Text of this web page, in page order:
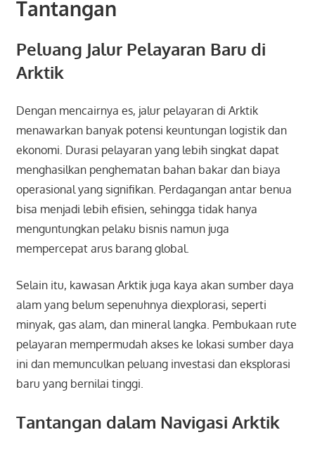
Tantangan
Peluang Jalur Pelayaran Baru di
Arktik
Dengan mencairnya es, jalur pelayaran di Arktik
menawarkan banyak potensi keuntungan logistik dan
ekonomi. Durasi pelayaran yang lebih singkat dapat
menghasilkan penghematan bahan bakar dan biaya
operasional yang signifikan. Perdagangan antar benua
bisa menjadi lebih efisien, sehingga tidak hanya
menguntungkan pelaku bisnis namun juga
mempercepat arus barang global.
Selain itu, kawasan Arktik juga kaya akan sumber daya
alam yang belum sepenuhnya diexplorasi, seperti
minyak, gas alam, dan mineral langka. Pembukaan rute
pelayaran mempermudah akses ke lokasi sumber daya
ini dan memunculkan peluang investasi dan eksplorasi
baru yang bernilai tinggi.
Tantangan dalam Navigasi Arktik